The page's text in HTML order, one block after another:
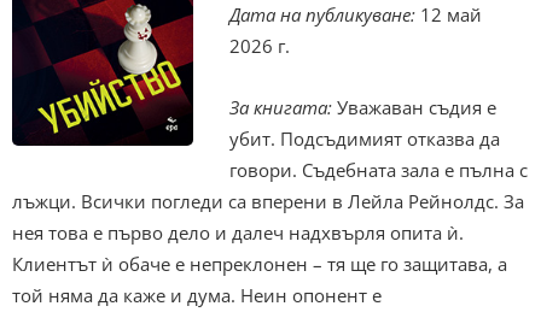
Дата на публикуване: 12 май
2026 г.
За книгата: Уважаван съдия е
убит. Подсъдимият отказва да
говори. Съдебната зала е пълна с
лъжци. Всички погледи са вперени в Лейла Рейнолдс. За
нея това е първо дело и далеч надхвърля опита ѝ.
Клиентът ѝ обаче е непреклонен – тя ще го защитава, а
той няма да каже и дума. Неин опонент е